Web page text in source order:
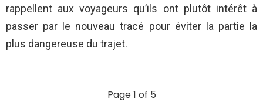
rappellent aux voyageurs qu’ils ont plutôt intérêt à
passer par le nouveau tracé pour éviter la partie la
plus dangereuse du trajet.
Page 1 of 5